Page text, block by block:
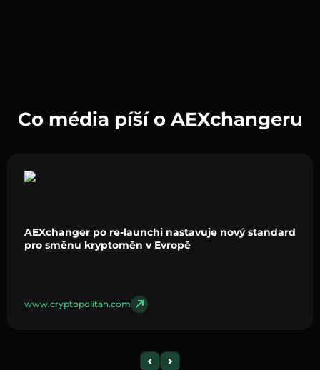
Co média píší o AEXchangeru
AEXchanger po re-launchi nastavuje nový standard
pro směnu kryptoměn v Evropě
www.cryptopolitan.com